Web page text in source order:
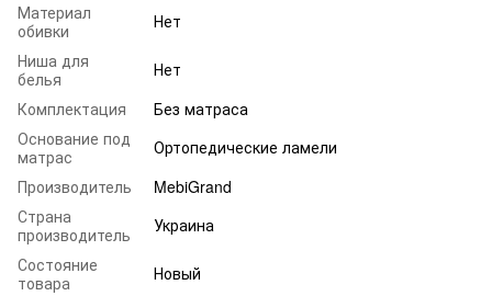
Материал
обивки
Нет
Ниша для
белья
Нет
Комплектация
Без матраса
Основание под
матрас
Ортопедические ламели
Производитель
MebiGrand
Страна
производитель
Украина
Состояние
товара
Новый